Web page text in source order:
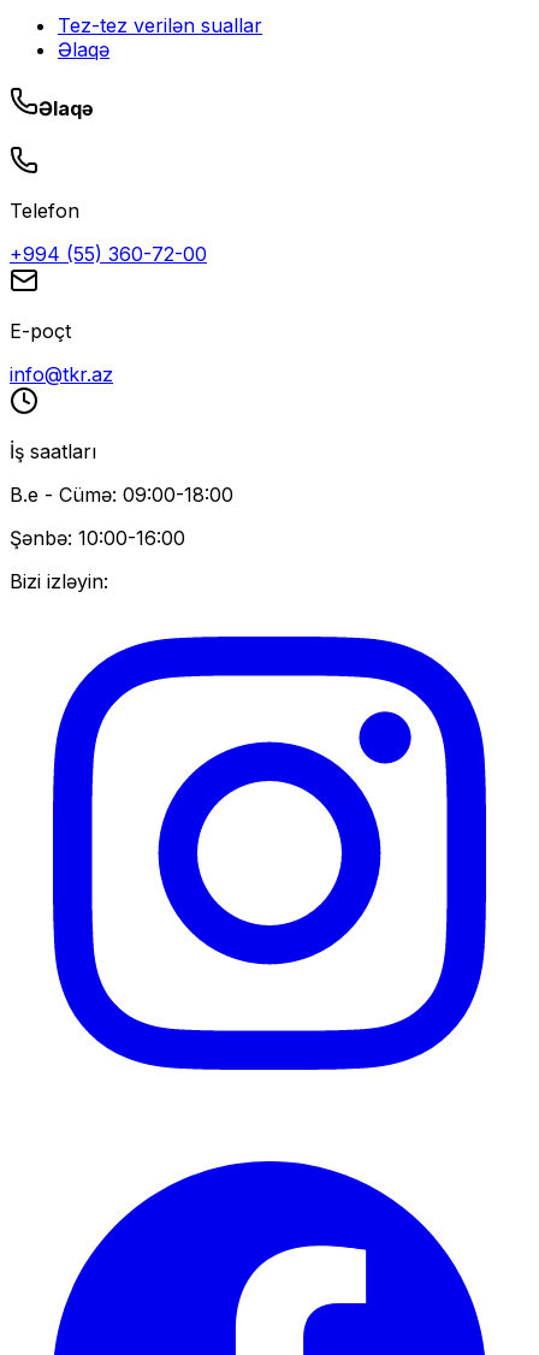
Tez-tez verilən suallar
Əlaqə
Əlaqə
Telefon
+994 (55) 360-72-00
E-poçt
info@tkr.az
İş saatları
B.e - Cümə: 09:00-18:00
Şənbə: 10:00-16:00
Bizi izləyin: